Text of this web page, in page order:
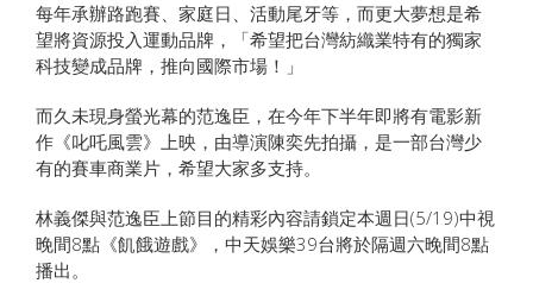
每年承辦路跑賽、家庭日、活動尾牙等，而更大夢想是希
望將資源投入運動品牌，「希望把台灣紡織業特有的獨家
科技變成品牌，推向國際市場！」
而久未現身螢光幕的范逸臣，在今年下半年即將有電影新
作《叱吒風雲》上映，由導演陳奕先拍攝，是一部台灣少
有的賽車商業片，希望大家多支持。
林義傑與范逸臣上節目的精彩內容請鎖定本週日(5/19)中視
晚間8點《飢餓遊戲》，中天娛樂39台將於隔週六晚間8點
播出。